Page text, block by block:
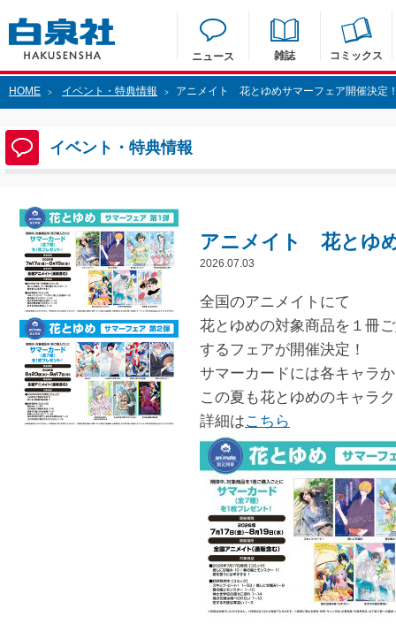
ニュース 雑誌 コミックス
HOME > イベント・特典情報 > アニメイト 花とゆめサマーフェア開催決定
イベント・特典情報
アニメイト 花とゆ
2026.07.03
全国のアニメイトにて
花とゆめの対象商品を１冊
するフェアが開催決定！
サマーカードには各キャラ
この夏も花とゆめのキャラ
詳細はこちら